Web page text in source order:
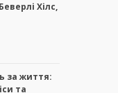
Хілс,
за життя:
та